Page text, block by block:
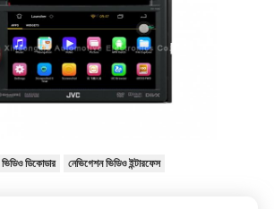
ডিকোডার নেভিগেশন ভিডিও ইন্টারফেস